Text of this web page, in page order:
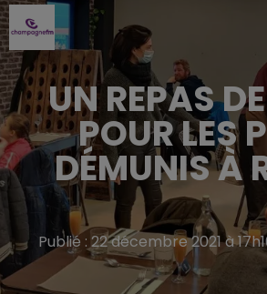
UN REPAS
POUR LES
DÉMUNIS À
Publié : 22 décembre 2021 à